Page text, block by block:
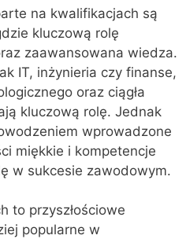
na kwalifikacjach są
kluczową rolę
zaawansowana wiedza.
IT, inżynieria czy finanse,
oraz ciągła
kluczową rolę. Jednak
wprowadzone
miękkie i kompetencje
w sukcesie zawodowym.
to przyszłościowe
popularne w